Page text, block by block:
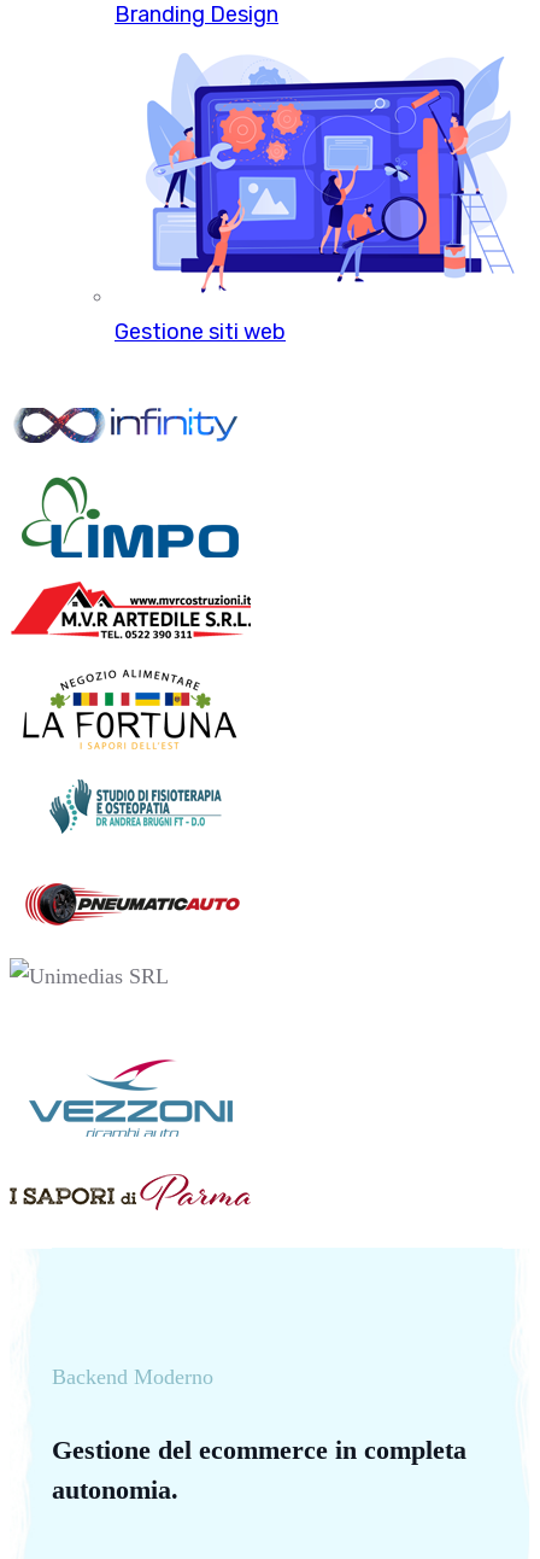
Branding Design
Gestione siti web
Backend Moderno
Gestione del ecommerce in completa
autonomia.